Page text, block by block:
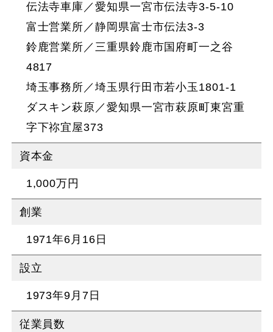
伝法寺車庫／愛知県一宮市伝法寺3-5-10
富士営業所／静岡県富士市伝法3-3
鈴鹿営業所／三重県鈴鹿市国府町一之谷
4817
埼玉事務所／埼玉県行田市若小玉1801-1
ダスキン萩原／愛知県一宮市萩原町東宮重
字下祢宜屋373
資本金
1,000万円
創業
1971年6月16日
設立
1973年9月7日
従業員数